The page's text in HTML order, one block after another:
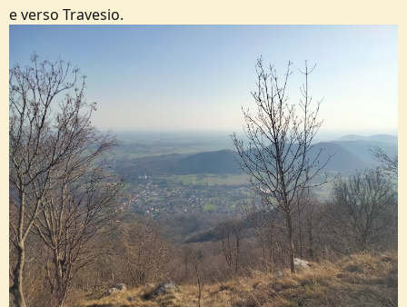
e verso Travesio.